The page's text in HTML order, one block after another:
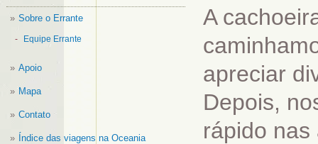
Sobre o Errante
Equipe Errante
Apoio
Mapa
Contato
Índice das viagens na Oceania
A
apreciar
Depois,
rápido nas